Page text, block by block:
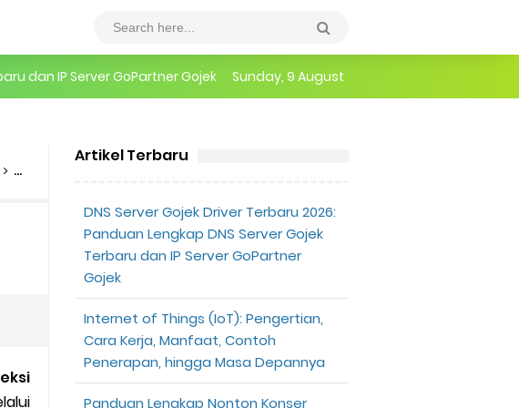
Masa Depannya Sunday, 9 August
Viral
Artikel Terbaru
DNS Server Gojek Driver Terbaru 2026:
Panduan Lengkap DNS Server Gojek
Terbaru dan IP Server GoPartner
Gojek
Internet of Things (IoT): Pengertian,
Cara Kerja, Manfaat, Contoh
Penerapan, hingga Masa Depannya
Panduan Lengkap Nonton Konser